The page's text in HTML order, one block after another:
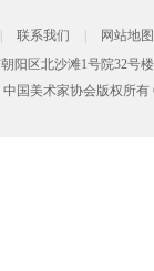
联系我们
网站地图
阳区北沙滩1号院32号
中国美术家协会版权所有